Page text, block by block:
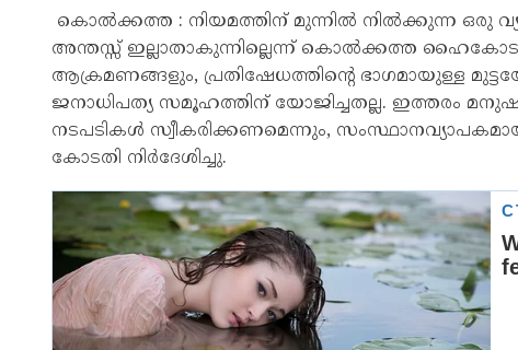
കൊൽക്കത്ത : നിയമത്തിന് മുന്നിൽ നിൽക്കുന്ന ഒരു
അന്തസ്സ് ഇല്ലാതാകുന്നില്ലെന്ന് കൊൽക്കത്ത
ആക്രമണങ്ങളും, പ്രതിഷേധത്തിന്റെ ഭാഗമായുള്ള
ജനാധിപത്യ സമൂഹത്തിന് യോജിച്ചതല്ല. ഇത്തരം
നടപടികൾ സ്വീകരിക്കണമെന്നും,
കോടതി നിർദേശിച്ചു.